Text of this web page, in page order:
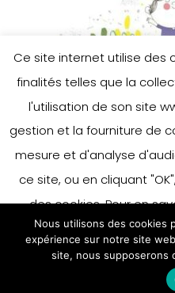
Ce site internet utilise des
finalités telles que la
l'utilisation de son site
gestion et la fourniture de
mesure et d'analyse
ce site, ou en cliquant
des cookies. Pour en
préférences en matière de
à notre politique sur
En
Nous utilisons des cookies
expérience sur notre site
site, nous supposerons